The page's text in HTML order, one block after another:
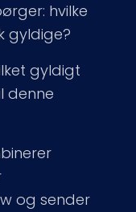
hvilke
gyldige?
gyldigt
denne
og sender